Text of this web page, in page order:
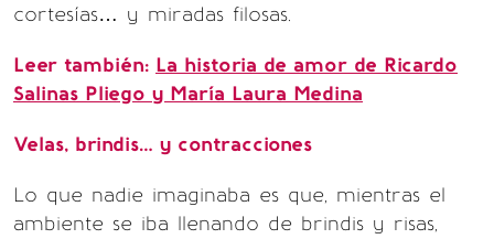
cortesías… y miradas filosas.
Leer también: La historia de amor de Ricardo
Salinas Pliego y María Laura Medina
Velas, brindis… y contracciones
Lo que nadie imaginaba es que, mientras el
ambiente se iba llenando de brindis y risas,